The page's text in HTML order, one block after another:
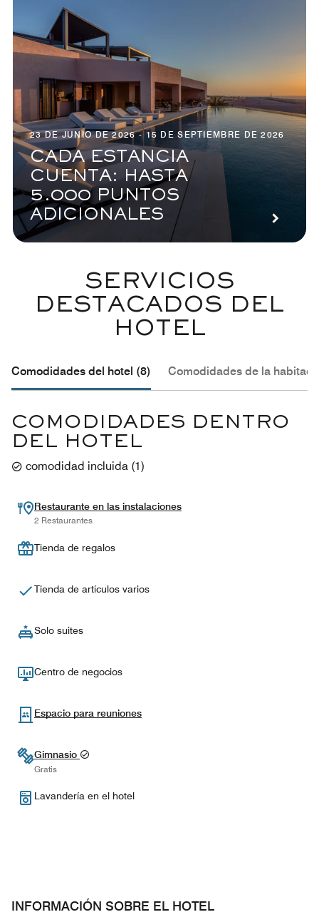
23 DE JUNIO DE 2026 - 15 DE SEPTIEMBRE DE 2026
CADA ESTANCIA
CUENTA: HASTA
5.000 PUNTOS
ADICIONALES
SERVICIOS
DESTACADOS DEL
HOTEL
Comodidades del hotel (8) Comodidades de la
COMODIDADES DENTRO
DEL HOTEL
comodidad incluida (1)
Restaurante en las instalaciones
2 Restaurantes
Tienda de regalos
Tienda de artículos varios
Solo suites
Centro de negocios
Espacio para reuniones
Gimnasio
Gratis
Lavandería en el hotel
INFORMACIÓN SOBRE EL HOTEL